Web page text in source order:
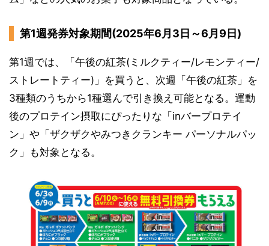
第1週発券対象期間(2025年6月3日～6月9日)
第1週では、「午後の紅茶(ミルクティー/レモンティー/
ストレートティー)」を買うと、次週「午後の紅茶」を
3種類のうちから1種選んで引き換え可能となる。運動
後のプロテイン摂取にぴったりな「inバープロテイ
ン」や「ザクザクやみつきクランキー パーソナルパッ
ク」も対象となる。